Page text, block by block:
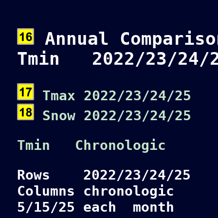
Annual
Tmin 2022/23/24/
Tmax 2022/23/24/25
Snow 2022/23/24/25
Tmin Chronologic
Rows 2022/23/24/25
Columns chronologic
5/15/25 each month